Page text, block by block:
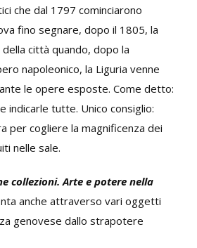
che dal 1797 cominciarono
fino segnare, dopo il 1805, la
città quando, dopo la
napoleonico, la Liguria venne
le opere esposte. Come detto:
indicarle tutte. Unico consiglio:
per cogliere la magnificenza dei
nelle sale.
collezioni. Arte e potere nella
anche attraverso vari oggetti
genovese dallo strapotere